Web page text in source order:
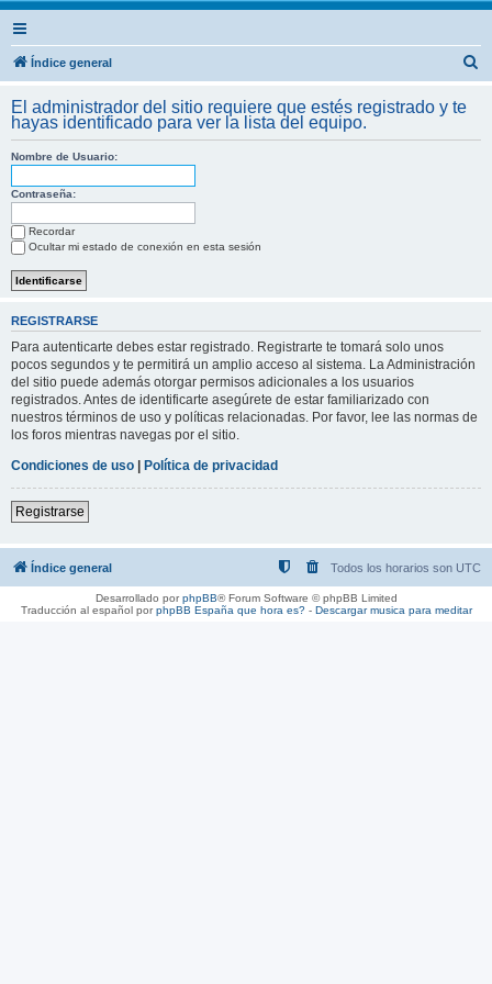
Índice general
c
El administrador del sitio requiere que estés registrado y te
hayas identificado para ver la lista del equipo.
Nombre de Usuario:
Contraseña:
Recordar
Ocultar mi estado de conexión en esta sesión
REGISTRARSE
Para autenticarte debes estar registrado. Registrarte te tomará solo unos
pocos segundos y te permitirá un amplio acceso al sistema. La Administración
del sitio puede además otorgar permisos adicionales a los usuarios
registrados. Antes de identificarte asegúrete de estar familiarizado con
nuestros términos de uso y políticas relacionadas. Por favor, lee las normas de
los foros mientras navegas por el sitio.
Condiciones de uso | Política de privacidad
Registrarse
Índice general Todos los horarios son UTC
Desarrollado porphpBB® Forum Software © phpBB Limited
Traducción al español porphpBB España que hora es?- Descargar musica para meditar